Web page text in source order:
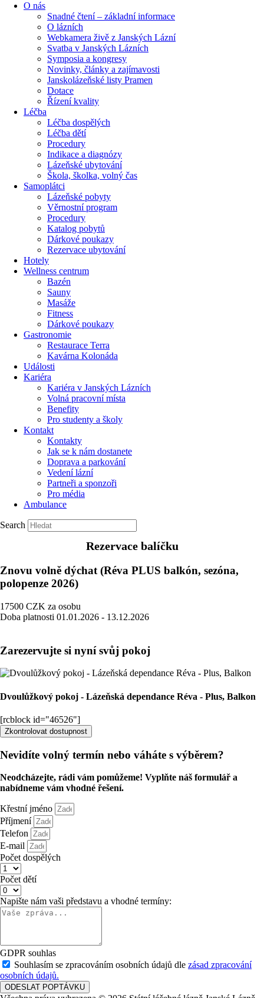
O nás
Snadné čtení – základní informace
O lázních
Webkamera živě z Janských Lázní
Svatba v Janských Lázních
Symposia a kongresy
Novinky, články a zajímavosti
Janskolázeňské listy Pramen
Dotace
Řízení kvality
Léčba
Léčba dospělých
Léčba dětí
Procedury
Indikace a diagnózy
Lázeňské ubytování
Škola, školka, volný čas
Samoplátci
Lázeňské pobyty
Věrnostní program
Procedury
Katalog pobytů
Dárkové poukazy​
Rezervace ubytování
Hotely
Wellness centrum
Bazén
Sauny
Masáže
Fitness
Dárkové poukazy​
Gastronomie
Restaurace Terra
Kavárna Kolonáda
Události
Kariéra
Kariéra v Janských Lázních
Volná pracovní místa
Benefity
Pro studenty a školy
Kontakt
Kontakty
Jak se k nám dostanete
Doprava a parkování
Vedení lázní
Partneři a sponzoři
Pro média
Ambulance
Search
Rezervace balíčku
Znovu volně dýchat (Réva PLUS balkón, sezóna,
polopenze 2026)
17500 CZK za osobu
Doba platnosti 01.01.2026 - 13.12.2026
Zarezervujte si nyní svůj pokoj
Dvoulůžkový pokoj - Lázeňská dependance Réva - Plus, Balkon
[rcblock id="46526"]
Zkontrolovat dostupnost
Nevidíte volný termín nebo váháte s výběrem?
Neodcházejte, rádi vám pomůžeme! Vyplňte náš formulář a
nabídneme vám vhodné řešení.
Křestní jméno
Příjmení
Telefon
E-mail
Počet dospělých
Počet dětí
Napište nám vaši představu a vhodné termíny:
GDPR souhlas
Souhlasím se zpracováním osobních údajů dle zásad zpracování
osobních údajů.
ODESLAT POPTÁVKU